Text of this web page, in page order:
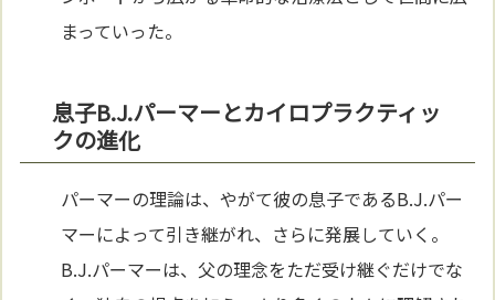
まっていった。
息子B.J.パーマーとカイロプラクティッ
クの進化
パーマーの理論は、やがて彼の息子であるB.J.パー
マーによって引き継がれ、さらに発展していく。
B.J.パーマーは、父の理念をただ受け継ぐだけでな